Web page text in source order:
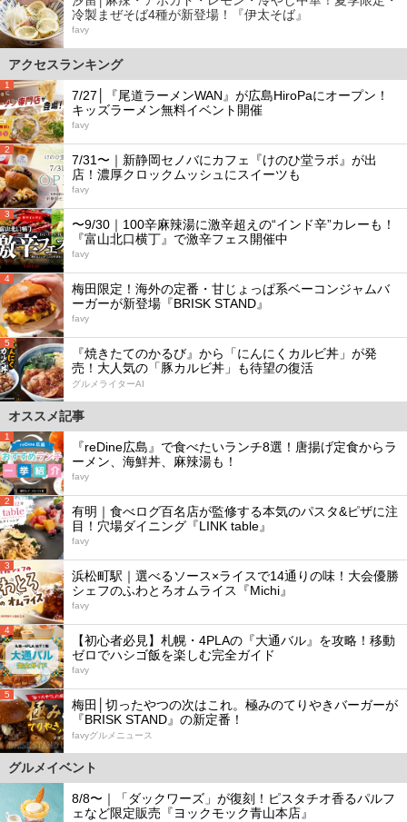
冷製まぜそば4種が新登場！『伊太そば』
favy
アクセスランキング
1
7/27│『尾道ラーメンWAN』が広島HiroPaにオープン！
キッズラーメン無料イベント開催
favy
2
7/31〜｜新静岡セノバにカフェ『けのひ堂ラボ』が出
店！濃厚クロックムッシュにスイーツも
favy
3
〜9/30｜100辛麻辣湯に激辛超えの“インド辛”カレーも！
『富山北口横丁』で激辛フェス開催中
favy
4
梅田限定！海外の定番・甘じょっぱ系ベーコンジャムバ
ーガーが新登場『BRISK STAND』
favy
5
『焼きたてのかるび』から「にんにくカルビ丼」が発
売！大人気の「豚カルビ丼」も待望の復活
グルメライターAI
オススメ記事
1
『reDine広島』で食べたいランチ8選！唐揚げ定食からラ
ーメン、海鮮丼、麻辣湯も！
favy
2
有明｜食べログ百名店が監修する本気のパスタ&ピザに注
目！穴場ダイニング『LINK table』
favy
3
浜松町駅｜選べるソース×ライスで14通りの味！大会優勝
シェフのふわとろオムライス『Michi』
favy
4
【初心者必見】札幌・4PLAの『大通バル』を攻略！移動
ゼロでハシゴ飯を楽しむ完全ガイド
favy
5
梅田│切ったやつの次はこれ。極みのてりやきバーガーが
『BRISK STAND』の新定番！
favyグルメニュース
グルメイベント
8/8〜｜「ダックワーズ」が復刻！ピスタチオ香るパルフ
ェなど限定販売『ヨックモック青山本店』